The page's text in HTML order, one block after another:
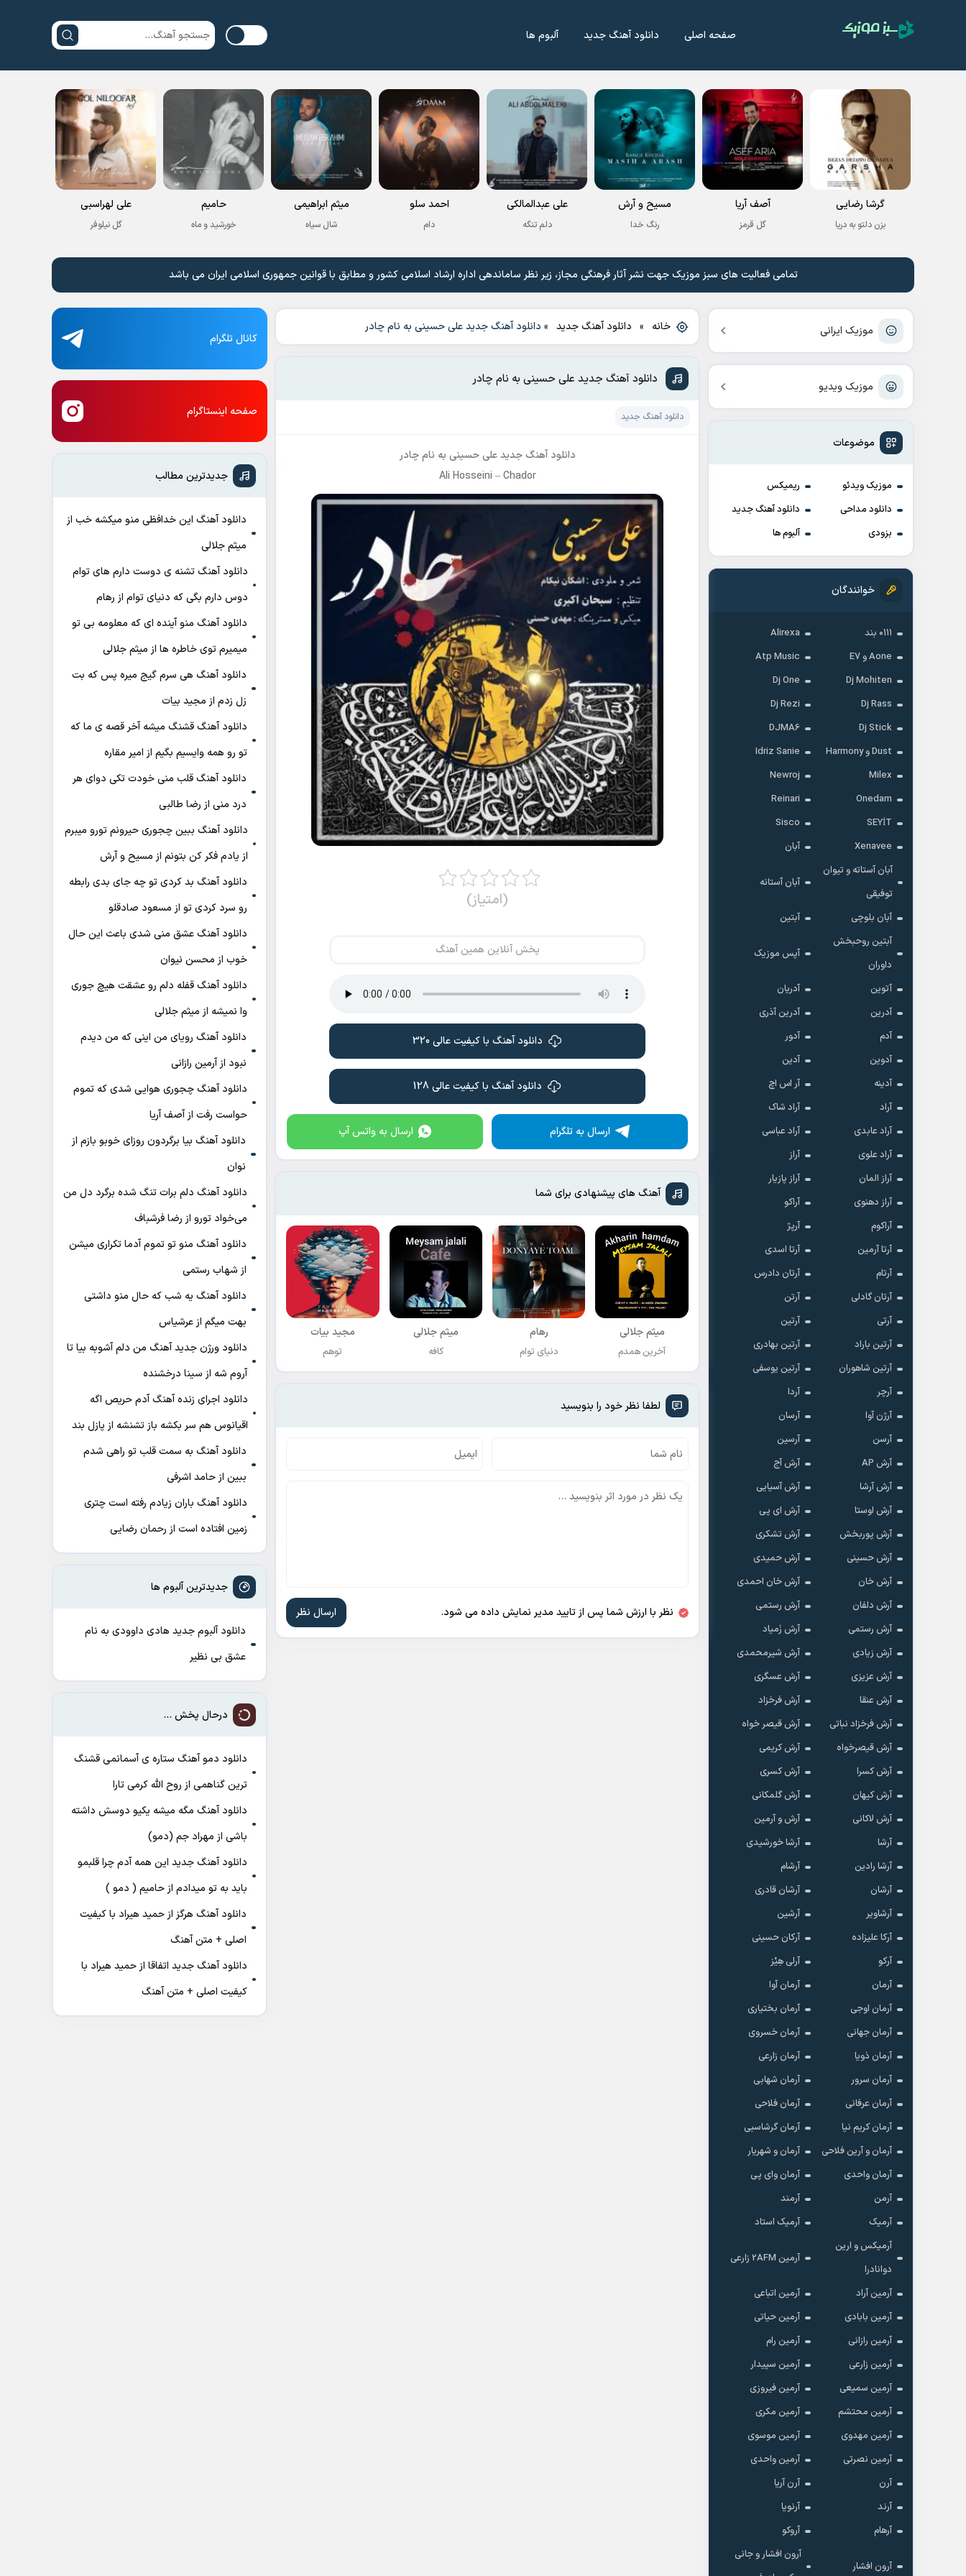
صفحه اصلی دانلود آهنگ جدید آلبوم ها
گرشا رضایی
بزن دلتو به دریا
آصف آریا
گل قرمز
مسیح و آرش
رنگ خدا
علی عبدالمالکی
دلم تنگه
احمد سلو
دام
میثم ابراهیمی
شال سیاه
حامیم
خورشید و ماه
علی لهراسبی
گل نیلوفر
تمامی فعالیت های سبز موزیک جهت نشر آثار فرهنگی مجاز، زیر نظر ساماندهی اداره ارشاد اسلامی کشور و مطابق با قوانین جمهوری اسلامی ایران می باشد
موزیک ایرانی
موزیک ویدیو
موضوعات
موزیک ویدئو
ریمیکس
دانلود مداحی
دانلود آهنگ جدید
بزودی
آلبوم ها
خوانندگان
۰۱۱۱ بند
Alirexa
Aone و E7
Atp Music
Dj Mohiten
Dj One
Dj Rass
Dj Rezi
Dj Stick
DJMA6
Dust و Harmony
Idriz Sanie
Milex
Newroj
Onedam
Reinari
SEYİT
Sisco
Xenavee
آبان
آبان آستاته و تیوان
توفیقی
آبان آستانه
آبان بلوچی
آبتین
آبتین روحبخش
داوران
آپس موزیک
آتوین
آدریان
آدرین
آدرین آذری
آدم
آدور
آدوین
آدین
آدینه
آر اس اچ
آراد
آراد شاک
آراد عابدی
آراد عباسی
آراد علوی
آراز
آراز المان
آراز پازیار
آراز دهنوی
آراکو
آراکوم
آرپژ
آرتا آرمین
آرتا اسدی
آرتام
آرتان دادرس
آرتان گادلی
آرتن
آرتی
آرتین
آرتین باراد
آرتین بهادری
آرتین شاهوران
آرتین یوسفی
آرچر
آردا
آرژن آوا
آرسان
آرسن
آرسین
آرش AP
آرش آج
آرش آرشا
آرش آسیایی
آرش اوستا
آرش ای پی
آرش پوربخش
آرش تشکری
آرش حسینی
آرش حمیدی
آرش خان
آرش خان احمدی
آرش دلفان
آرش رستمى
آرش رستمی
آرش زَمیاد
آرش زیادی
آرش شیرمحمدی
آرش عزیزی
آرش عسگری
آرش عنقا
آرش فرخزاد
آرش فرخزاد نباتی
آرش قیصر خواه
آرش قیصرخواه
آرش کریمی
آرش کسرا
آرش کسری
آرش کیهان
آرش گلمکانی
آرش لاکانی
آرش و آرمین
آرشا
آرشا خورشیدی
آرشا رادین
آرشام
آرشان
آرشان قادری
آرشاویر
آرشین
آرکا علیزاده
آرکان حسینی
آرکو
آرلی هِیْز
آرمان
آرمان آوا
آرمان اوجی
آرمان بختیاری
آرمان جهانی
آرمان خسروی
آرمان ذویا
آرمان زارعی
آرمان سرور
آرمان شهابی
آرمان عرفانی
آرمان فلاحی
آرمان کریم نیا
آرمان گرشاسبی
آرمان و آرین فلاحی
آرمان و شهریار
آرمان واحدی
آرمان وای پی
آرمن
آرمند
آرمیک
آرمیک استاد
آرمیکس و ارین
دوانادرا
آرمین 2AFM زارعی
آرمین آراد
آرمین اتباعی
آرمین بابادی
آرمین حیاتی
آرمین رازانی
آرمین رام
آرمین زارعی
آرمین سپیدار
آرمین سمیعی
آرمین فیروزی
آرمین محتشم
آرمین مکری
آرمین مهدوی
آرمین موسوی
آرمین نصرتی
آرمین واحدی
آرن
آرن آریا
آرند
آرنویا
آرهام
آروکو
آرون افشار
آرون افشار و جانی
خانه » دانلود آهنگ جدید » دانلود آهنگ جدید علی حسینی به نام چادر
دانلود آهنگ جدید علی حسینی به نام چادر
دانلود آهنگ جدید
دانلود آهنگ جدیدعلی حسینی به نامچادر
Ali Hosseini –Chador
(امتیاز)
پخش آنلاین همین آهنگ
دانلود آهنگ با کیفیت عالی 320
دانلود آهنگ با کیفیت عالی 128
ارسال به تلگرام ارسال به واتس آپ
آهنگ های پیشنهادی برای شما
میثم جلالی
آخرین همدم
رهام
دنیای توام
میثم جلالی
کافه
مجید بیات
توهم
لطفا نظر خود را بنویسید
نظر با ارزش شما پس از تایید مدیر نمایش داده می شود.
کانال تلگرام
صفحه اینستاگرام
جدیدترین مطالب
دانلود آهنگ این خدافظی منو میکشه خب از
میثم جلالی
دانلود آهنگ تشنه ی دوست دارم های توام
دوس دارم بگی که دنیای توام از رهام
دانلود آهنگ منو آینده ای که معلومه بی تو
میمیرم توی خاطره ها از میثم جلالی
دانلود آهنگ هی سرم گیج میره‌ پس که بت
زل زدم از مجید بیات
دانلود آهنگ ﻗﺸﻨﮓ ﻣﻴﺸﻪ آﺧﺮ ﻗﺼﻪ ی ﻣﺎ ﻛﻪ
ﺗﻮ رو ﻫﻤﻪ واﻳﺴﻴﻢ ﺑﮕﻴﻢ از امیر مقاره
دانلود آهنگ قلب منی خودت تکی دوای هر
درد منی از رضا طالبی
دانلود آهنگ ببین چجوری حیرونم تورو میبرم
از یادم فکر کن بتونم از مسیح و آرش
دانلود آهنگ بد کردی تو چه جای بدی رابطه
رو سرد کردی تو از مسعود صادقلو
دانلود آهنگ عشق منی شدی باعث این حال
خوب از محسن نیوان
دانلود آهنگ قفله دلم رو عشقت هیچ جوری
وا نمیشه از میثم جلالی
دانلود آهنگ رویای من اینی که من دیدم
نبود از آرمین رازانی
دانلود آهنگ ﭼﺠﻮری ﻫﻮاﻳﻰ ﺷﺪی ﻛﻪ ﺗﻤﻮم
ﺣﻮاﺳﺖ رﻓﺖ از آصف آریا
دانلود آهنگ بیا برگردون روزای خوبو بازم از
نوان
دانلود آهنگ دلم برات تنگ شده برگرد دل من
می‌خواد تورو از رضا فرشباف
دانلود آهنگ منو تو تموم آدما تکراری میشن
از شهاب رستمی
دانلود آهنگ ﻳﻪ ﺷﺐ ﻛﻪ ﺣﺎل ﻣﻨﻮ داﺷﺘﻰ
ﺑﻬﺖ میگم از عرشیاس
دانلود ورژن جدید آهنگ من دلم آشوبه بیا تا
آروم شه از سینا درخشنده
دانلود اجرای زنده آهنگ آدم حریص اگه
اقیانوس هم سر بکشه باز تشنشه از پازل بند
دانلود آهنگ به سمت قلب تو راهی شدم
ببین از حامد اشرفی
دانلود آهنگ باران زیادم رفته است چتری
زمین افتاده است از رحمان رضایی
جدیدترین آلبوم ها
دانلود آلبوم جدید هادی داوودی به نام
عشق بی نظیر
درحال پخش ...
دانلود دمو آهنگ ﺳﺘﺎره ی آﺳﻤﺎﻧﻤﻰ ﻗﺸﻨﮓ
ﺗﺮﻳﻦ ﮔﻨﺎﻫﻤﻰ از روح الله کرمی تارا
دانلود آهنگ مگه میشه یکیو دوسش داشته
باشی از مهراد جم (دمو)
دانلود آهنگ جدید این همه آدم چرا قلبمو
باید به تو میدادم از حامیم ( دمو )
دانلود آهنگ هرگز از حمید هیراد با کیفیت
اصلی + متن آهنگ
دانلود آهنگ جدید اتفاقا از حمید هیراد با
کیفیت اصلی + متن آهنگ